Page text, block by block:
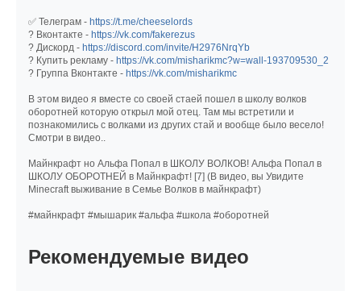
✅ Телеграм - https://t.me/cheeselords
? Вконтакте - https://vk.com/fakerezus
? Дискорд - https://discord.com/invite/H2976NrqYb
? Купить рекламу - https://vk.com/misharikmc?w=wall-193709530_2
? Группа Вконтакте - https://vk.com/misharikmc
В этом видео я вместе со своей стаей пошел в школу волков
оборотней которую открыл мой отец. Там мы встретили и
познакомились с волками из других стай и вообще было весело!
Смотри в видео..
Майнкрафт но Альфа Попал в ШКОЛУ ВОЛКОВ! Альфа Попал в
ШКОЛУ ОБОРОТНЕЙ в Майнкрафт! [7] (В видео, вы Увидите
Minecraft выживание в Семье Волков в майнкрафт)
#майнкрафт #мышарик #альфа #школа #оборотней
Рекомендуемые видео